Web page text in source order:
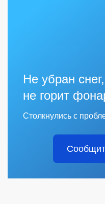
Не убран
не горит
Столкнулись с